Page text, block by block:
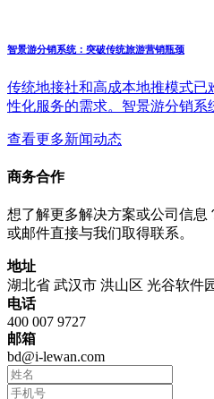
智景游分销系统：突破传统旅游营销瓶颈
传统地接社和高成本地推模式
性化服务的需求。智景游分销
查看更多新闻动态
商务合作
想了解更多解决方案或公司信
或邮件直接与我们取得联系。
地址
湖北省 武汉市 洪山区 光谷软件
电话
400 007 9727
邮箱
bd@i-lewan.com